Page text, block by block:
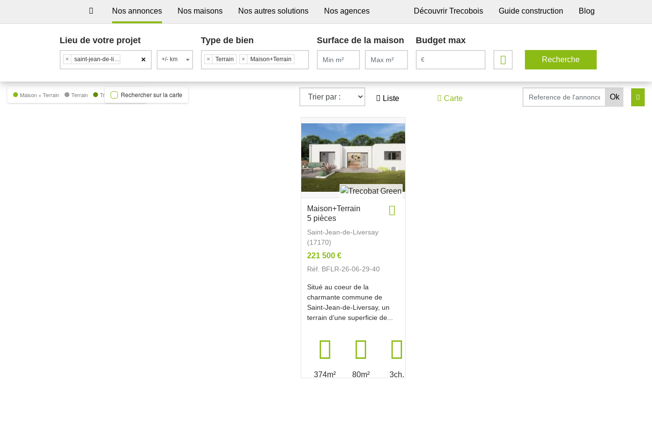
Nos annonces Nos maisons Nos autres solutions Nos agences Découvrir Trecobois Guide construction Blog
Lieu de votre projet
×
× saint-jean-de-liversay +/- km
Type de bien
× Terrain × Maison+Terrain
Surface de la maison Budget max
Liste Carte
Maison + Terrain Terrain Trecobat GreenRechercher sur la carte
Maison+Terrain
5 pièces
Saint-Jean-de-Liversay
(17170)
221 500 €
Réf. BFLR-26-06-29-40
Situé au coeur de la
charmante commune de
Saint-Jean-de-Liversay, un
terrain d’une superficie de...
374m² 80m² 3ch.